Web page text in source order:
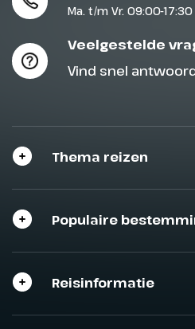
Sluit het
Ma. t/m Vr. 09:00-
Veelgestelde
Vind snel
Thema reizen
Populaire
Reisinformatie